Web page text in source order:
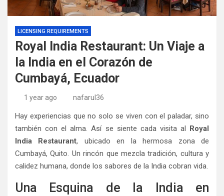
LICENSING REQUIREMENTS
Royal India Restaurant: Un Viaje a
la India en el Corazón de
Cumbayá, Ecuador
1 year ago nafarul36
Hay experiencias que no solo se viven con el paladar, sino
también con el alma. Así se siente cada visita al Royal
India Restaurant, ubicado en la hermosa zona de
Cumbayá, Quito. Un rincón que mezcla tradición, cultura y
calidez humana, donde los sabores de la India cobran vida.
Una Esquina de la India en